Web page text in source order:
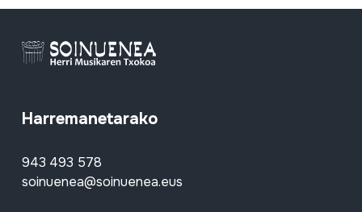
Harremanetarako
943 493 578
soinuenea@soinuenea.eus